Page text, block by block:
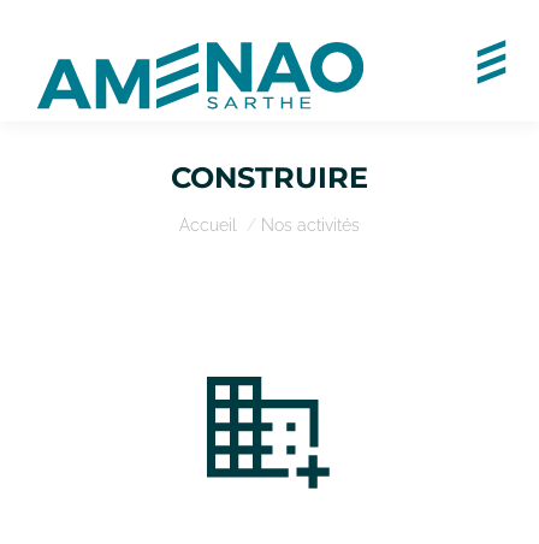
CONSTRUIRE
Vous êtes ici :
Accueil Nos activités